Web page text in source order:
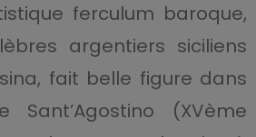
ferculum baroque,
argentiers siciliens
fait belle figure dans
(XVème